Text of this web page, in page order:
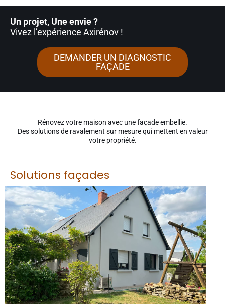
Un projet, Une envie ?
Vivez l’expérience Axirénov !
DEMANDER UN DIAGNOSTIC
FAÇADE
Rénovez votre maison avec une façade embellie.
Des solutions de ravalement sur mesure qui mettent en valeur
votre propriété.
Solutions façades